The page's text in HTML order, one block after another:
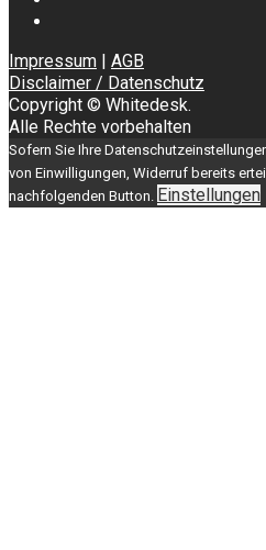
Impressum | AGB
Disclaimer / Datenschutz
Copyright © Whitedesk.
Alle Rechte vorbehalten
Sofern Sie Ihre
von Einwilligungen, Widerruf bereits
nachfolgenden Button. Einstellungen